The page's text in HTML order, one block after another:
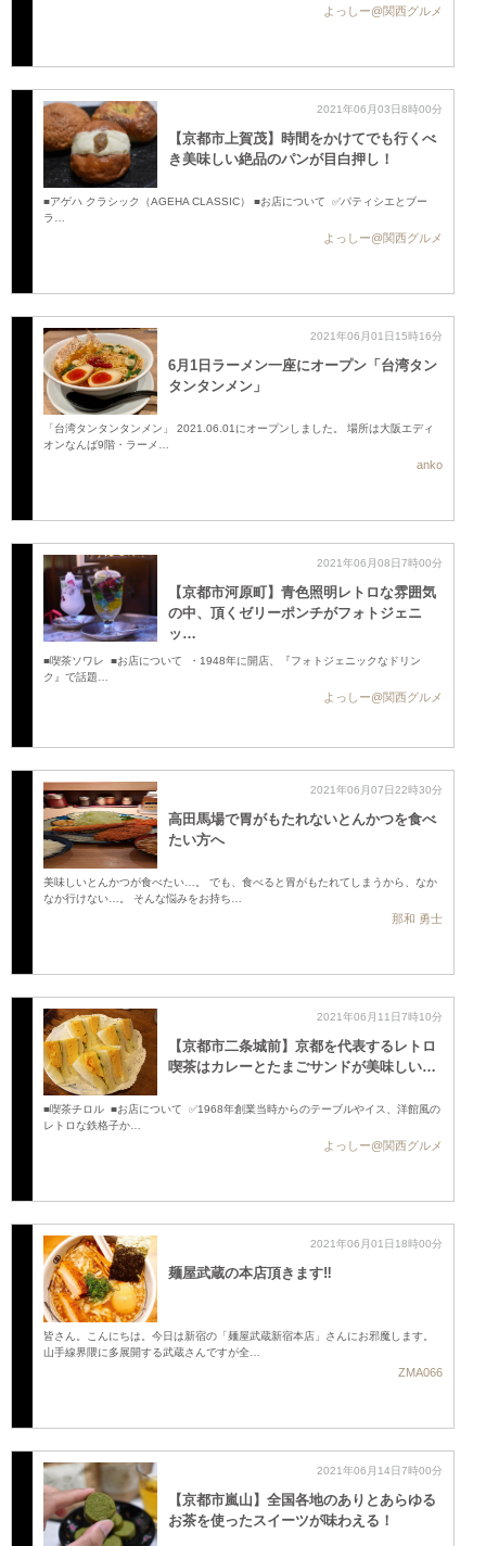
よっしー@関西グルメ
2021年06月03日8時00分
【京都市上賀茂】時間をかけてでも行くべ
き美味しい絶品のパンが目白押し！
■アゲハ クラシック（AGEHA CLASSIC） ■お店について ✅パティシエとブー
ラ…
よっしー@関西グルメ
2021年06月01日15時16分
6月1日ラーメン一座にオープン「台湾タン
タンタンメン」
「台湾タンタンタンメン」 2021.06.01にオープンしました。 場所は大阪エディ
オンなんば9階・ラーメ…
anko
2021年06月08日7時00分
【京都市河原町】青色照明レトロな雰囲気
の中、頂くゼリーポンチがフォトジェニ
ッ…
■喫茶ソワレ ■お店について ・1948年に開店、『フォトジェニックなドリン
ク』で話題…
よっしー@関西グルメ
2021年06月07日22時30分
高田馬場で胃がもたれないとんかつを食べ
たい方へ
美味しいとんかつが食べたい…。 でも、食べると胃がもたれてしまうから、なか
なか行けない…。 そんな悩みをお持ち…
那和 勇士
2021年06月11日7時10分
【京都市二条城前】京都を代表するレトロ
喫茶はカレーとたまごサンドが美味しい …
■喫茶チロル ■お店について ✅1968年創業当時からのテーブルやイス、洋館風の
レトロな鉄格子か…
よっしー@関西グルメ
2021年06月01日18時00分
麺屋武蔵の本店頂きます‼️
皆さん。こんにちは。今日は新宿の「麺屋武蔵新宿本店」さんにお邪魔します。
山手線界隈に多展開する武蔵さんですが全…
ZMA066
2021年06月14日7時00分
【京都市嵐山】全国各地のありとあらゆる
お茶を使ったスイーツが味わえる！